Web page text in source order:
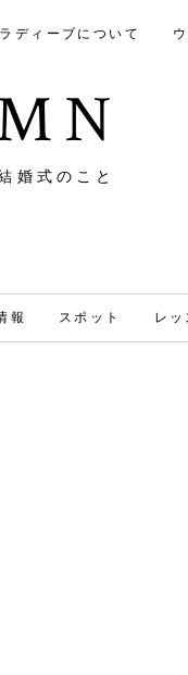
ラディーブについて
婚式のこと
報 スポット レッ